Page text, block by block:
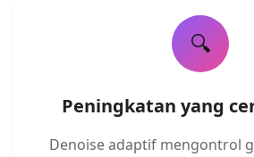
🔍
Peningkatan yang
Denoise adaptif mengontrol